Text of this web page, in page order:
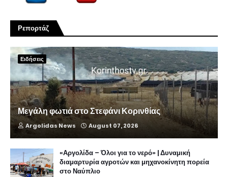
Ρεπορτάζ
Ειδήσεις
Μεγάλη φωτιά στο Στεφάνι Κορινθίας
Argolidas News August 07, 2026
«Αργολίδα – Όλοι για το νερό» | Δυναμική
διαμαρτυρία αγροτών και μηχανοκίνητη πορεία
στο Ναύπλιο